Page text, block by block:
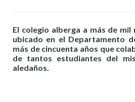
El colegio alberga a más de mil
ubicado en el Departamento
más de cincuenta años que
de tantos estudiantes del
aledaños.